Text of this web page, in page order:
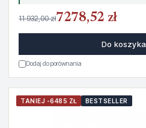
11 932,00 zł7278,52 zł
Do koszyka
Dodaj do porównania
TANIEJ -6485 ZŁ BESTSELLER